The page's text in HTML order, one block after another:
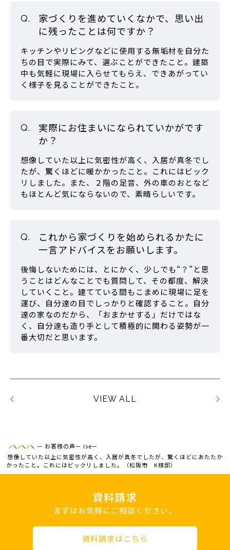
家づくりを進めていくなかで、思い出
に残ったことは何ですか？
キッチンやリビングなどに使用する無垢材を自分た
ちの目で実際にみて、選ぶことができたこと。建築
中も気軽に現場に入らせてもらえ、できあがってい
く様子を見ることができたこと。
実際にお住まいになられていかがです
か？
想像していた以上に気密性が高く、入居が真冬でし
たが、驚くほどに暖かかったこと。これにはビック
リしました。また、２階の足音、外の車のおとなど
もほとんど気にならないので、素晴らしいです。
これから家づくりを始められるかたに
一言アドバイスをお願いします。
後悔しないためには、とにかく、少しでも“？”と思
うことはどんなことでも質問して、その都度、解決
していくこと。建てている間もこまめに現場に足を
運び、自分達の目でしっかりと確認すること。自分
達の家なのだから、「おまかせする」だけではな
く、自分達も造り手として積極的に関わる姿勢が一
番大切だと思います。
VIEW ALL
— お客様の声— ise—
想像していた以上に気密性が高く、入居が真冬でしたが、驚くほどにあたたか
かったこと。これにはビックリしました。（松阪市 K様邸）
資料請求
まずはお気軽にご相談ください。
資料請求はこちら